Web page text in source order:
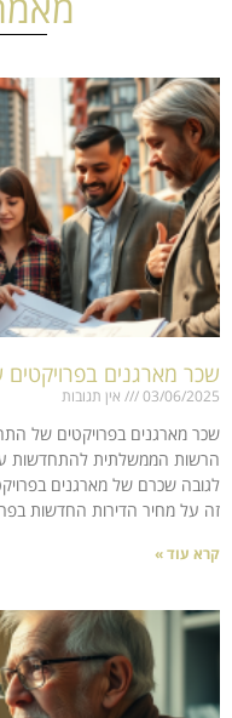
שכר מארגנים
03/06/2025 אין תגובות
שכר מארגנים בפרויקטים של
הרשות הממשלתית להתחדשות
לגובה שכרם של מארגנים
זה על מחיר הדירות החדשות
קרא עוד »